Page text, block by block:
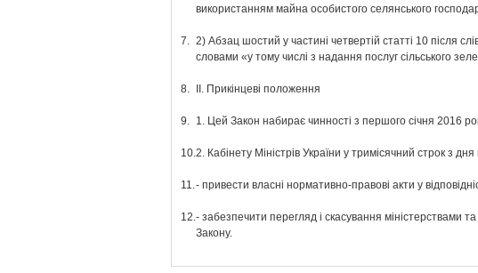
використанням майна особистого селянського
7. 2) Абзац шостий у частині четвертій статті 10 після
словами «у тому числі з надання послуг сільського
8. ІІ. Прикінцеві положення
9. 1. Цей Закон набирає чинності з першого січня 2016
10.2. Кабінету Міністрів України у тримісячний строк з
11.- привести власні нормативно-правові акти у
12.- забезпечити перегляд і скасування міністерствами
Закону.